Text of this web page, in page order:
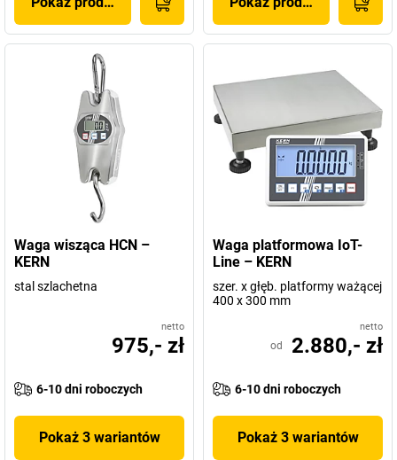
Waga wisząca HCN –
KERN
stal szlachetna
netto
975,- zł
6-10 dni roboczych
Pokaż 3 wariantów
Waga platformowa IoT-
Line – KERN
szer. x głęb. platformy ważącej
400 x 300 mm
netto
od 2.880,- zł
6-10 dni roboczych
Pokaż 3 wariantów